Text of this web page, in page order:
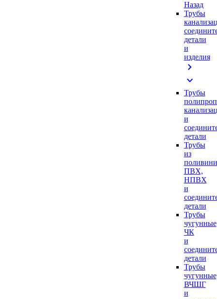
Назад
Трубы
детали
и
изделия
chevron_right
expand_more
Трубы
и
детали
Трубы
из
ПВХ,
НПВХ
и
детали
Трубы
чугунные
ЧК
и
детали
Трубы
чугунные
ВЧШГ
и